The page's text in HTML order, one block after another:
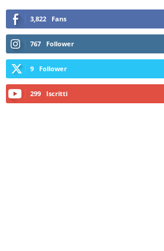
3,822 Fans
767 Follower
9 Follower
299 Iscritti